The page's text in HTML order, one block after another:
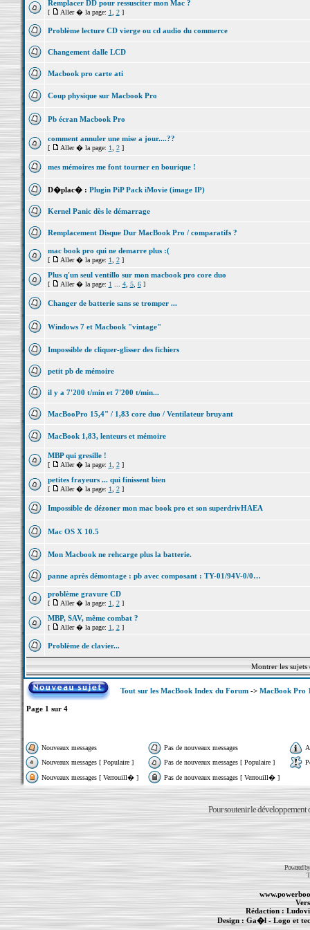
Remplacer DD pour ressusciter mon Mac ?
[ Aller � la page: 1 2]
Problème lecture CD vierge ou cd audio du commerce
Changement dalle LCD
Macbook pro carte ati
Coup physique sur Macbook Pro
Pb écran Macbook Pro
comment annuler une mise a jour....??
[ Aller � la page: 1 2]
mes mémoires me font tourner en bourique !
D�plac� : Plugin PiP Pack iMovie (image IP)
Kernel Panic dès le démarrage
Remplacement Disque Dur MacBook Pro / comparatifs ?
mac book pro qui ne demarre plus :(
[ Aller � la page: 1 2]
Plus q'un seul ventillo sur mon macbook pro core duo
[ Aller � la page: 1 4, 5, 6]
Changer de batterie sans se tromper ...
Windows 7 et Macbook "vintage"
Impossible de cliquer-glisser des fichiers
petit pb de mémoire
il y a 7'200 t/min et 7'200 t/min...
MacBooPro 15,4" / 1,83 core duo / Ventilateur bruyant
MacBook 1,83, lenteurs et mémoire
MBP qui gresille !
[ Aller � la page: 1 2]
petites frayeurs ... qui finissent bien
[ Aller � la page: 1 2]
Impossible de dézoner mon mac book pro et son superdrivHAEA
Mac OS X 10.5
Mon Macbook ne rehcarge plus la batterie.
panne après démontage : pb avec composant : TY-01/94V-0/0…
problème gravure CD
[ Aller � la page: 1 2]
MBP, SAV, même combat ?
[ Aller � la page: 1 2]
Problème de clavier...
Montrer les
Tout sur les MacBook Index du Forum-> MacBook Pro
Page 1 sur 4
Nouveaux messages Pas de nouveaux messages
Nouveaux messages [ Populaire ]
Pas de nouveaux messages [ Populaire ]
Nouveaux messages [ Verrouill� ]
Pas de nouveaux messages [ Verrouill� ]
Pour soutenir le développement
Powered
Rédaction :
Design :Ga�l- Logo et
PowerBook